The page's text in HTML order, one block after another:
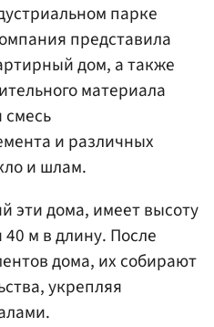
парке
представила
дом, а также
материала
смесь
и различных
и шлам.
эти дома, имеет высоту
м в длину. После
дома, их собирают
укрепляя